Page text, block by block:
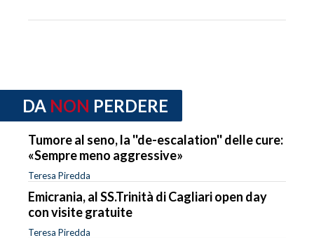
DA NON PERDERE
Tumore al seno, la ''de-escalation'' delle cure:
«Sempre meno aggressive»
Teresa Piredda
Emicrania, al SS.Trinità di Cagliari open day
con visite gratuite
Teresa Piredda